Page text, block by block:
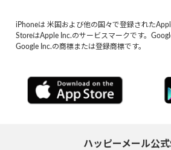
iPhoneは 米国および他の国々で登録された
StoreはApple Inc.のサービスマークです。
Google Inc.の商標または登録商標です。
ハッピーメール公式